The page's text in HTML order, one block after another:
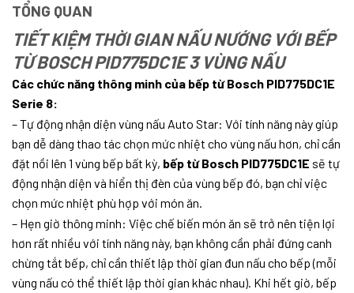
TỔNG QUAN
TIẾT KIỆM THỜI GIAN NẤU NƯỚNG VỚI BẾP
TỪ BOSCH PID775DC1E 3 VÙNG NẤU
Các chức năng thông minh của bếp từ Bosch PID775DC1E
Serie 8:
– Tự động nhận diện vùng nấu Auto Star: Với tính năng này giúp
bạn dễ dàng thao tác chọn mức nhiệt cho vùng nấu hơn, chỉ cần
đặt nồi lên 1 vùng bếp bất kỳ, bếp từ Bosch PID775DC1E sẽ tự
động nhận diện và hiển thị đèn của vùng bếp đó, bạn chỉ việc
chọn mức nhiệt phù hợp với món ăn.
– Hẹn giờ thông minh: Việc chế biến món ăn sẽ trở nên tiện lợi
hơn rất nhiều với tính năng này, bạn không cần phải đứng canh
chừng tắt bếp, chỉ cần thiết lập thời gian đun nấu cho bếp (mỗi
vùng nấu có thể thiết lập thời gian khác nhau). Khi hết giờ, bếp